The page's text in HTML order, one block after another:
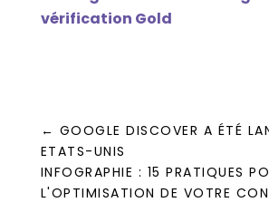
vérification Gold
← GOOGLE DISCOVER A ÉTÉ
ETATS-UNIS
INFOGRAPHIE : 15 PRATIQUES
L'OPTIMISATION DE VOTRE